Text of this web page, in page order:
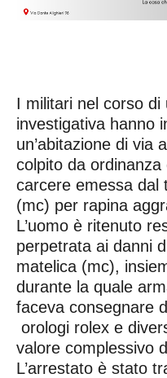
I militari nel corso di
investigativa hanno
un’abitazione di via
colpito da
carcere emessa dal
(mc) per rapina
L’uomo è ritenuto
perpetrata ai danni
matelica (mc),
durante la quale
faceva consegnare
orologi rolex e
valore complessivo
L’arrestato è stato